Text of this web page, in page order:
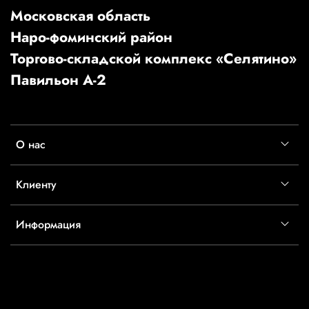
О нас
Клиенту
Информация
Московская область
Наро-фоминский район
Торгово-складской комплекс «Селятино»
Павильон А-2